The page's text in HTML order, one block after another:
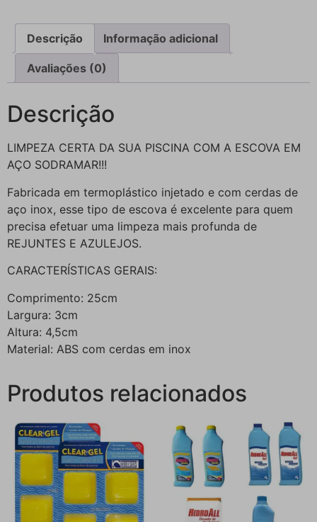
Descrição Informação adicional
Avaliações (0)
Descrição
LIMPEZA CERTA DA SUA PISCINA COM A ESCOVA EM
AÇO SODRAMAR!!!
Fabricada em termoplástico injetado e com cerdas de
aço inox, esse tipo de escova é excelente para quem
precisa efetuar uma limpeza mais profunda de
REJUNTES E AZULEJOS.
CARACTERÍSTICAS GERAIS:
Comprimento: 25cm
Largura: 3cm
Altura: 4,5cm
Material: ABS com cerdas em inox
Produtos relacionados